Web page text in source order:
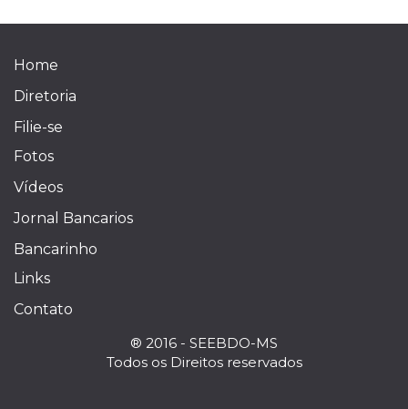
Home
Diretoria
Filie-se
Fotos
Vídeos
Jornal Bancarios
Bancarinho
Links
Contato
® 2016 - SEEBDO-MS
Todos os Direitos reservados